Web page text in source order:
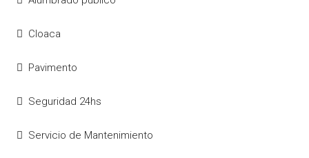
Cloaca
Pavimento
Seguridad 24hs
Servicio de Mantenimiento